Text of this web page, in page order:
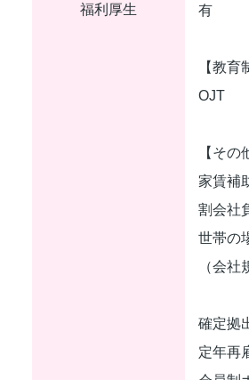
福利厚生
有
【教育
OJT
【その
家賃補
割会社
世帯の
（会社
確定拠
定年再